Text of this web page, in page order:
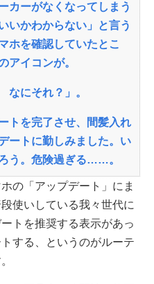
カーがなくなってしまう
いかわからない」と言う
ホを確認していたとこ
アイコンが。
にそれ？」。
トを完了させ、間髪入れ
ートに勤しみました。い
う。危険過ぎる……。
の「アップデート」にま
使いしている我々世代に
トを推奨する表示があっ
する、というのがルーテ